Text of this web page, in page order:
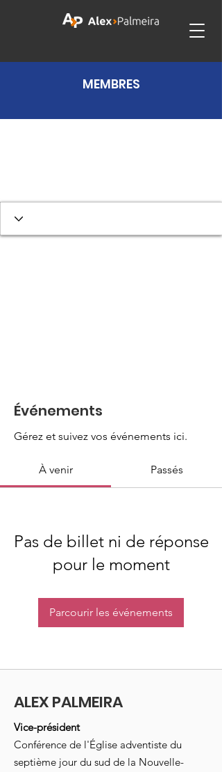
MEMBRES
Événements
Gérez et suivez vos événements ici.
À venir Passés
Pas de billet ni de réponse
pour le moment
Parcourir les événements
ALEX PALMEIRA
Vice-président
Conférence de l'Église adventiste du
septième jour du sud de la Nouvelle-